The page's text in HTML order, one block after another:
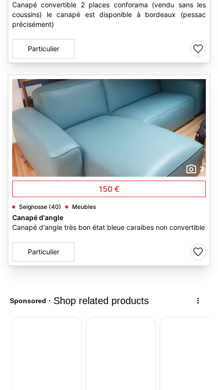
Canapé convertible 2 places conforama (vendu sans les
coussins) le canapé est disponible à bordeaux (pessac
précisément)
Particulier
3
150 €
Seignosse (40) Meubles
Canapé d'angle
Canapé d'angle très bon état bleue caraibes non convertible
Particulier